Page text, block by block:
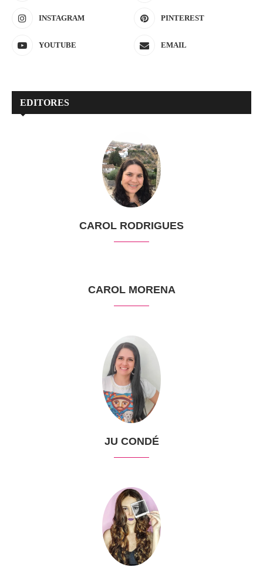
INSTAGRAM PINTEREST
YOUTUBE EMAIL
EDITORES
CAROL RODRIGUES
CAROL MORENA
JU CONDÉ